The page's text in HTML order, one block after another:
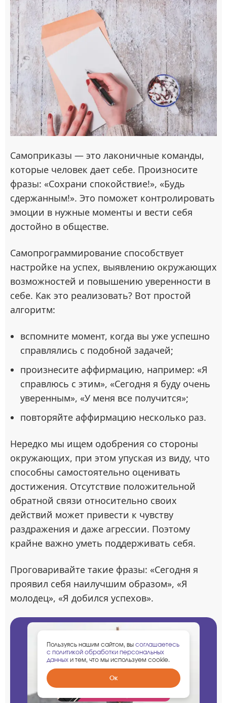
Самоприказы — это лаконичные команды,
которые человек дает себе. Произносите
фразы: «Сохрани спокойствие!», «Будь
сдержанным!». Это поможет контролировать
эмоции в нужные моменты и вести себя
достойно в обществе.
Самопрограммирование способствует
настройке на успех, выявлению окружающих
возможностей и повышению уверенности в
себе. Как это реализовать? Вот простой
алгоритм:
вспомните момент, когда вы уже успешно
справлялись с подобной задачей;
произнесите аффирмацию, например: «Я
справлюсь с этим», «Сегодня я буду очень
уверенным», «У меня все получится»;
повторяйте аффирмацию несколько раз.
Нередко мы ищем одобрения со стороны
окружающих, при этом упуская из виду, что
способны самостоятельно оценивать
достижения. Отсутствие положительной
обратной связи относительно своих
действий может привести к чувству
раздражения и даже агрессии. Поэтому
крайне важно уметь поддерживать себя.
Проговаривайте такие фразы: «Сегодня я
проявил себя наилучшим образом», «Я
молодец», «Я добился успехов».
Забрать
гарантированный
Пользуясь нашим сайтом, вы соглашаетесь
с политикой обработки персональных
данных и тем, что мы используем cookie.
Ок